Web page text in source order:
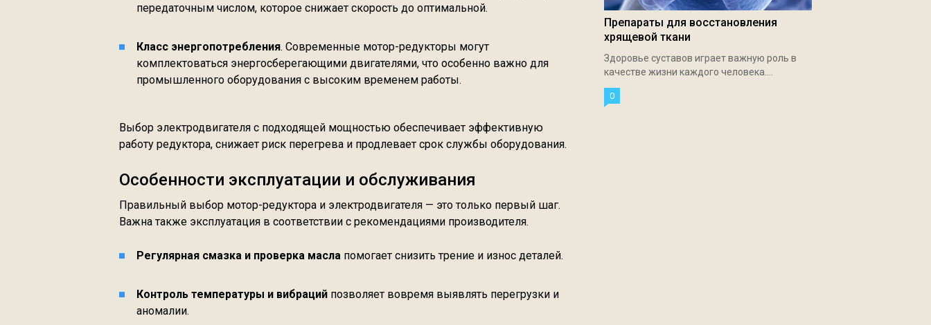
передаточным числом, которое снижает скорость до оптимальной.
Класс энергопотребления. Современные мотор-редукторы могут
комплектоваться энергосберегающими двигателями, что особенно важно для
промышленного оборудования с высоким временем работы.
Выбор электродвигателя с подходящей мощностью обеспечивает эффективную
работу редуктора, снижает риск перегрева и продлевает срок службы оборудования.
Особенности эксплуатации и обслуживания
Правильный выбор мотор-редуктора и электродвигателя — это только первый шаг.
Важна также эксплуатация в соответствии с рекомендациями производителя.
Регулярная смазка и проверка масла помогает снизить трение и износ деталей.
Контроль температуры и вибраций позволяет вовремя выявлять перегрузки и
аномалии.
Препараты для восстановления
хрящевой ткани
Здоровье суставов играет важную роль в
качестве жизни каждого человека....
0